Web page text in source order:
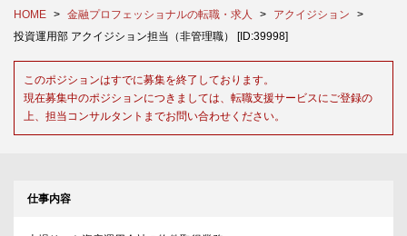
HOME 金融プロフェッショナルの転職・求人
アクイジション
投資運用部 アクイジション担当（非管理職） [ID:39998]
このポジションはすでに募集を終了しております。
現在募集中のポジションにつきましては、転職支援サービスにご登録の
上、担当コンサルタントまでお問い合わせください。
仕事内容